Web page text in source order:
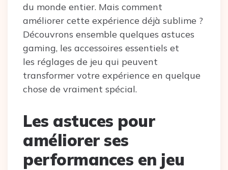
du monde entier. Mais comment
améliorer cette expérience déjà sublime ?
Découvrons ensemble quelques astuces
gaming, les accessoires essentiels et
les réglages de jeu qui peuvent
transformer votre expérience en quelque
chose de vraiment spécial.
Les astuces pour
améliorer ses
performances en jeu